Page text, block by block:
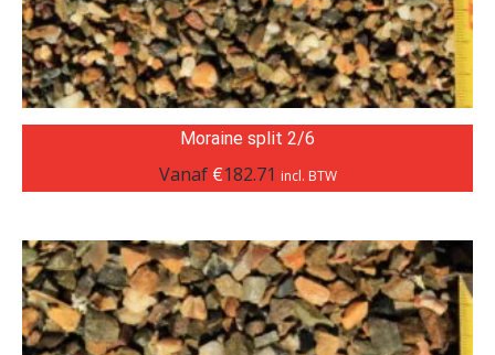
Moraine split 2/6
Vanaf €182.71 incl. BTW